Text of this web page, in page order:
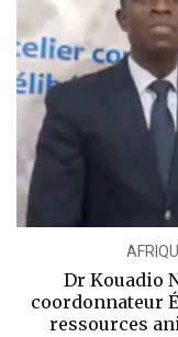
Dr Kouadio
coordonnateur
ressources